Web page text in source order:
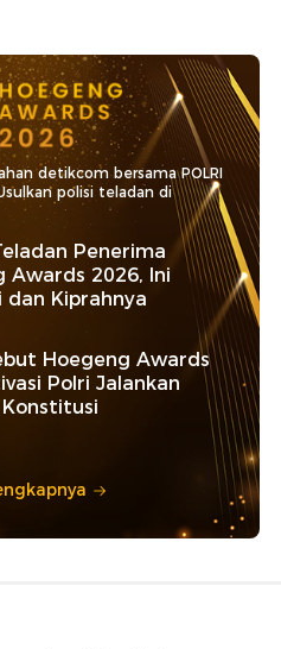
detikcom bersama POLRI
polisi teladan di
Penerima
Awards 2026, Ini
dan Kiprahnya
Hoegeng Awards
Polri Jalankan